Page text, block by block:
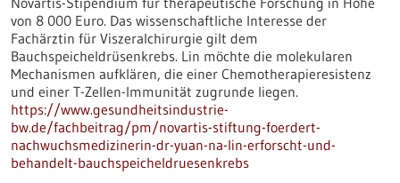
von 8 000 Euro. Das wissenschaftliche Interesse der
Fachärztin für Viszeralchirurgie gilt dem
Bauchspeicheldrüsenkrebs. Lin möchte die molekularen
Mechanismen aufklären, die einer Chemotherapieresistenz
und einer T-Zellen-Immunität zugrunde liegen.
https://www.gesundheitsindustrie-
bw.de/fachbeitrag/pm/novartis-stiftung-foerdert-
nachwuchsmedizinerin-dr-yuan-na-lin-erforscht-und-
behandelt-bauchspeicheldruesenkrebs